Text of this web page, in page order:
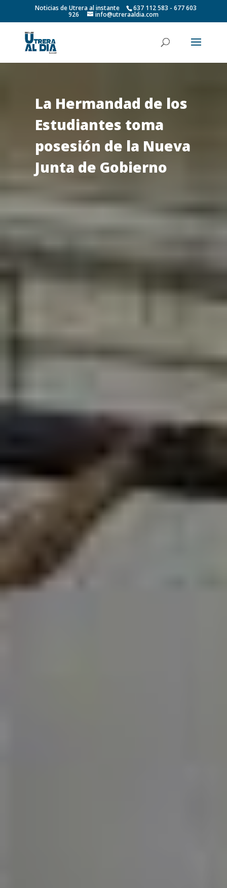
Noticias de Utrera al instante 637 112 583 - 677 603
926 info@utreraaldia.com
La Hermandad de los
Estudiantes toma
posesión de la Nueva
Junta de Gobierno